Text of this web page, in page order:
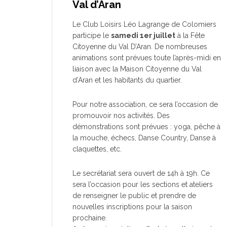
Val d’Aran
Le Club Loisirs Léo Lagrange de Colomiers
participe le samedi 1er juillet à la Fête
Citoyenne du Val D’Aran. De nombreuses
animations sont prévues toute l’après-midi en
liaison avec la Maison Citoyenne du Val
d’Aran et les habitants du quartier.
Pour notre association, ce sera l’occasion de
promouvoir nos activités. Des
démonstrations sont prévues : yoga, pêche à
la mouche, échecs, Danse Country, Danse à
claquettes, etc.
Le secrétariat sera ouvert de 14h à 19h. Ce
sera l’occasion pour les sections et ateliers
de renseigner le public et prendre de
nouvelles inscriptions pour la saison
prochaine.